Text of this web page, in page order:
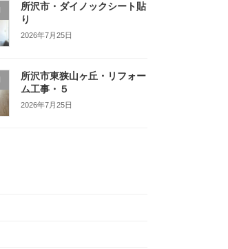
所沢市・ダイノックシート貼
り
2026年7月25日
所沢市東狭山ヶ丘・リフォー
ム工事・５
2026年7月25日